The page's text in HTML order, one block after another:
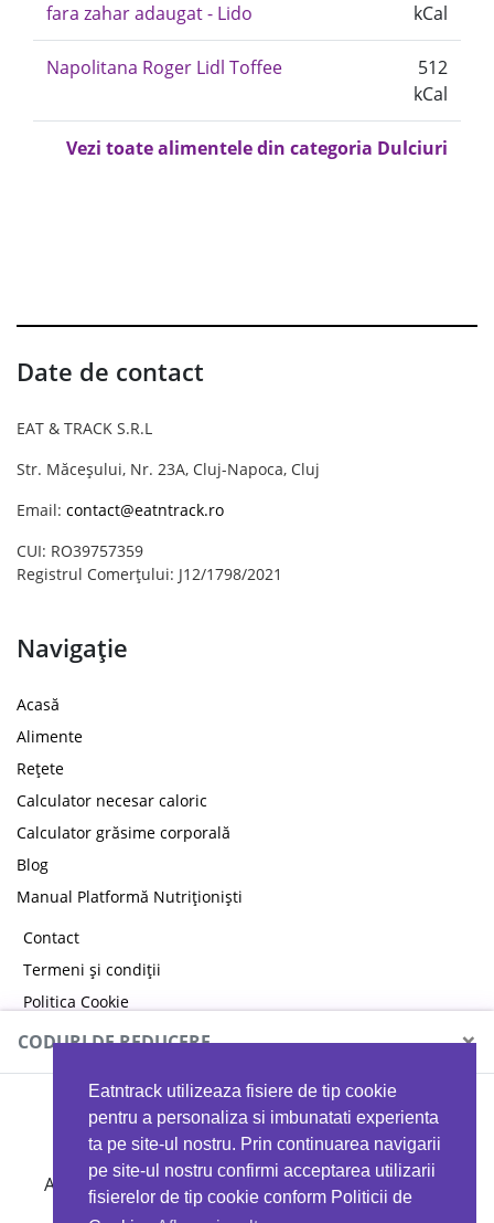
Eatntrack utilizeaza fisiere de tip cookie
pentru a personaliza si imbunatati experienta
ta pe site-ul nostru. Prin continuarea navigarii
pe site-ul nostru confirmi acceptarea utilizarii
fisierelor de tip cookie conform Politicii de
fara zahar adaugat - Lido
kCal
Napolitana Roger Lidl Toffee
512
kCal
Vezi toate alimentele din categoria Dulciuri
Date de contact
EAT & TRACK S.R.L
Str. Măceșului, Nr. 23A, Cluj-Napoca, Cluj
Email: contact@eatntrack.ro
CUI: RO39757359
Registrul Comerțului: J12/1798/2021
Navigație
Acasă
Alimente
Rețete
Calculator necesar caloric
Calculator grăsime corporală
Blog
Manual Platformă Nutriționiști
Contact
Termeni și condiții
Politica Cookie
Politica de confidențialitate
CODURI DE REDUCERE ×
MYPROTEIN
Ai 40%reducere la orice comandă folosind codul
EATTRACK